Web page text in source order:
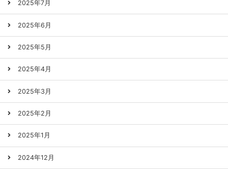
2025年7月
2025年6月
2025年5月
2025年4月
2025年3月
2025年2月
2025年1月
2024年12月